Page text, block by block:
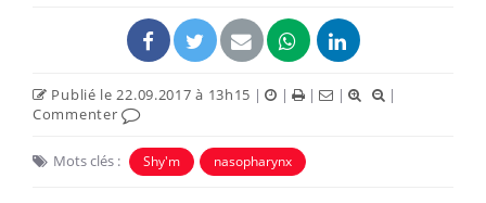
Publié le 22.09.2017 à 13h15 | | | |
|
Commenter
Mots clés : Shy'm nasopharynx